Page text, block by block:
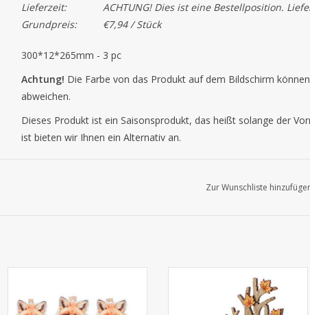
Lieferzeit:
ACHTUNG! Dies ist eine Bestellposition.
Grundpreis:
€7,94 / Stück
300*12*265mm - 3 pc
Achtung! Die Farbe von das Produkt auf dem Bildschirm
abweichen.
Dieses Produkt ist ein Saisonsprodukt, das heißt solange der
ist bieten wir Ihnen ein Alternativ an.
Zur Wunschliste
ZUM WARENKORB HINZUFÜGEN
ZUM WARENKORB HINZUFÜGEN